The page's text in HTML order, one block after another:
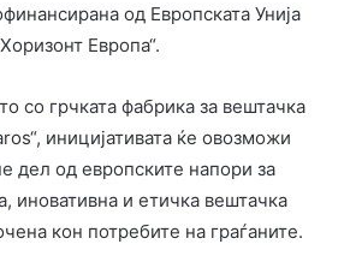
од Европската Унија
Европа“.
со грчката фабрика за вештачка
иницијативата ќе овозможи
дел од европските напори за
иновативна и етичка вештачка
кон потребите на граѓаните.